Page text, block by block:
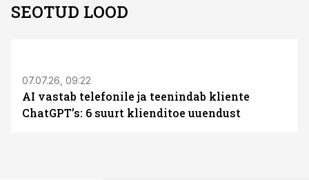
SEOTUD LOOD
07.07.26, 09:22
AI vastab telefonile ja teenindab kliente
ChatGPT’s: 6 suurt klienditoe uuendust